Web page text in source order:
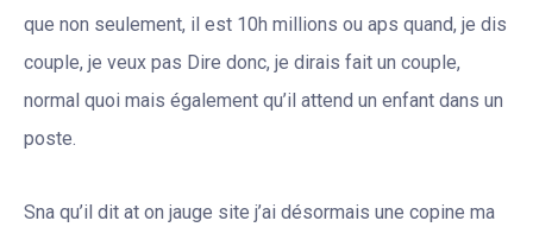
que non seulement, il est 10h millions ou aps quand, je dis
couple, je veux pas Dire donc, je dirais fait un couple,
normal quoi mais également qu’il attend un enfant dans un
poste.
Sna qu’il dit at on jauge site j’ai désormais une copine ma